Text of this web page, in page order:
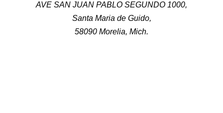
AVE SAN JUAN PABLO SEGUNDO 1000,
Santa Maria de Guido,
58090 Morelia, Mich.